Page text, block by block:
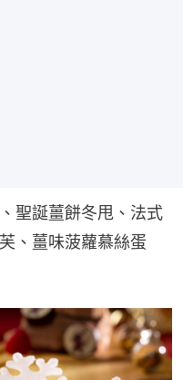
聖誕薑餅冬甩、法式
、薑味菠蘿慕絲蛋